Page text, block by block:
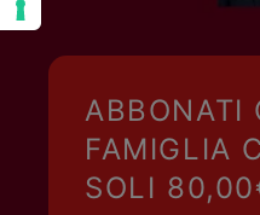
ABBONATI
FAMIGLIA
SOLI